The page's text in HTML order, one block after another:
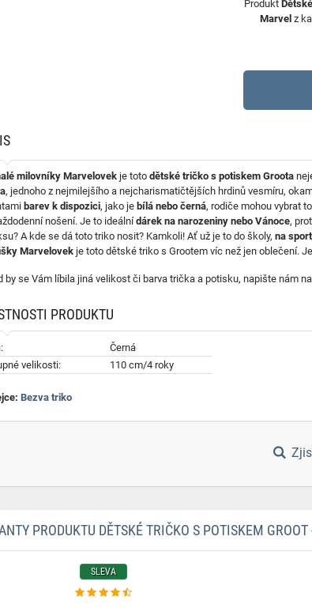
Produkt
Marvel z
milovníky Marvelovek je toto dětské tričko s potiskem Groota
, jednoho z nejmilejšího a nejcharismatičtějších hrdinů vesmíru,
barev k dispozici, jako je bílá nebo černá, rodiče mohou vybrat
nošení. Je to ideálnídárek na narozeniny nebo Vánoce,
A kde se dá toto triko nosit? Kamkoli! Ať už je to do školy, na
Marvelovek je toto dětské triko s Grootem víc než jen oblečení.
by se Vám líbila jiná velikost či barva trička a potisku, napište nám
PRODUKTU
Černá
velikosti:
110 cm/4 roky
Bezva triko
PRODUKTU DĚTSKÉ TRIČKO S POTISKEM
SLEVA